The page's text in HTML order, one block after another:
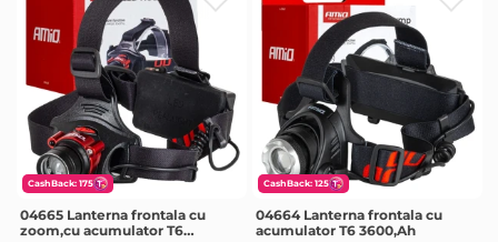
CashBack: 175
04665 Lanterna frontala cu
zoom,cu acumulator T6
CashBack: 125
04664 Lanterna frontala cu
acumulator T6 3600,Ah